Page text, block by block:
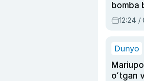
bomba
12:24 /
Dunyo
oʻtgan